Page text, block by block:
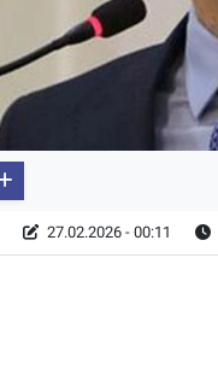
27.02.2026 - 00:11